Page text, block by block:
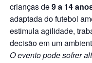
crianças de9 a 14
adaptada do futebol
estimula agilidade,
decisão em um
O evento pode sofrer